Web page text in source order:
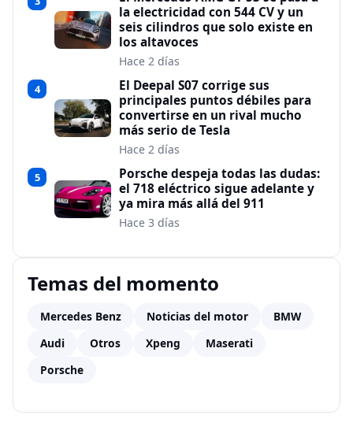
la electricidad con 544 CV y un
seis cilindros que solo existe en
los altavoces
Hace 2 días
4
El Deepal S07 corrige sus
principales puntos débiles para
convertirse en un rival mucho
más serio de Tesla
Hace 2 días
5
Porsche despeja todas las dudas:
el 718 eléctrico sigue adelante y
ya mira más allá del 911
Hace 3 días
Temas del momento
Mercedes Benz Noticias del motor
BMW
Audi
Otros Xpeng
Maserati
Porsche